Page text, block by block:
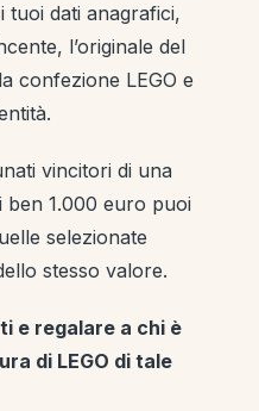
tuoi dati anagrafici,
l’originale del
confezione LEGO e
vincitori di una
ben 1.000 euro puoi
selezionate
stesso valore.
e regalare a chi è
di LEGO di tale